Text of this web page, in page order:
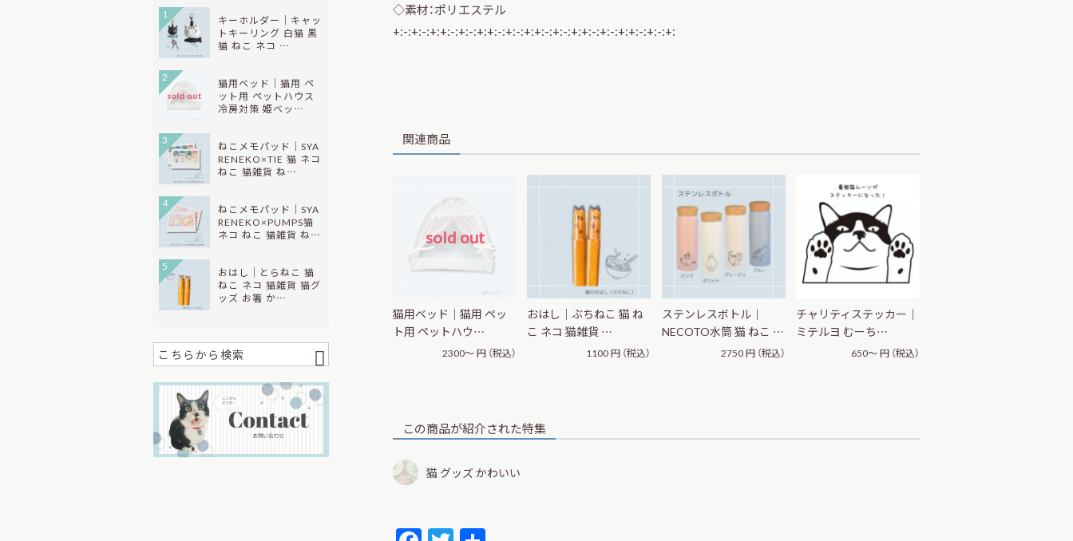
◇素材：ポリエステル
+:-:+:-:+:+:-:+:-:+:+:-:+:-:+:+:-:+:-:+:+:-:+:-:+:+:-:+:-:+:
関連商品
sold out
猫用ベッド｜猫用 ペッ
ト用 ペットハウ…
2300～円 （税込）
おはし｜ぶちねこ 猫 ね
こ ネコ 猫雑貨 …
1100円 （税込）
ステンレスボトル｜
NECOTO水筒 猫 ねこ …
2750円 （税込）
チャリティステッカー｜
ミテルヨ むーち…
650～円 （税込）
この商品が紹介された特集
猫 グッズ かわいい
キーホルダー｜キャッ
トキーリング 白猫 黒
猫 ねこ ネコ …
1
sold out
猫用ベッド｜猫用 ペ
ット用 ペットハウス
冷房対策 姫ベッ…
2
ねこメモパッド｜SYA
RENEKO×TIE 猫 ネコ
ねこ 猫雑貨 ね…
3
ねこメモパッド｜SYA
RENEKO×PUMPS猫
ネコ ねこ 猫雑貨 ね…
4
おはし｜とらねこ 猫
ねこ ネコ 猫雑貨 猫グ
ッズ お箸 か…
5